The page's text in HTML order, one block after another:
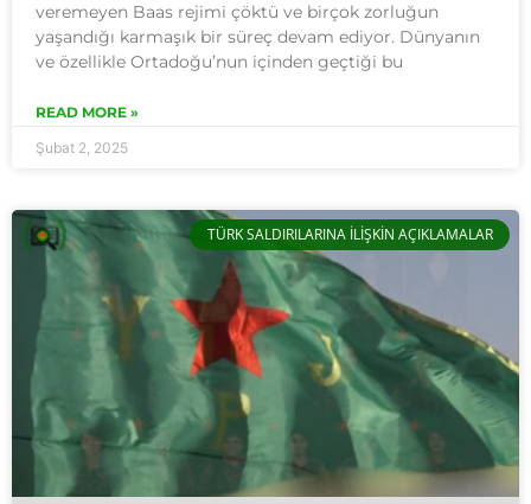
veremeyen Baas rejimi çöktü ve birçok zorluğun
yaşandığı karmaşık bir süreç devam ediyor. Dünyanın
ve özellikle Ortadoğu’nun içinden geçtiği bu
READ MORE »
Şubat 2, 2025
TÜRK SALDIRILARINA İLİŞKİN AÇIKLAMALAR